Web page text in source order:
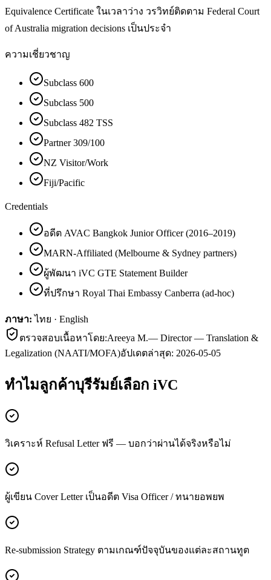
Equivalence Certificate ในเวลาว่าง วรวิทย์ติดตาม Federal Court
of Australia migration decisions เป็นประจำ
ความเชี่ยวชาญ
Subclass 600
Subclass 500
Subclass 482 TSS
Partner 309/100
NZ Visitor/Work
Fiji/Pacific
Credentials
อดีต AVAC Bangkok Junior Officer (2016–2019)
MARN-Affiliated (Melbourne & Sydney partners)
ผู้พัฒนา iVC GTE Statement Builder
ที่ปรึกษา Royal Thai Embassy Canberra (ad-hoc)
ภาษา: ไทย · English
ตรวจสอบเนื้อหาโดย:Areeya M.— Director — Translation &
Legalization (NAATI/MOFA)อัปเดตล่าสุด: 2026-05-05
ทำไมลูกค้าบุรีรัมย์เลือก iVC
วิเคราะห์ Refusal Letter ฟรี — บอกว่าผ่านได้จริงหรือไม่
ผู้เขียน Cover Letter เป็นอดีต Visa Officer / ทนายอพยพ
Re-submission Strategy ตามเกณฑ์ปัจจุบันของแต่ละสถานทูต